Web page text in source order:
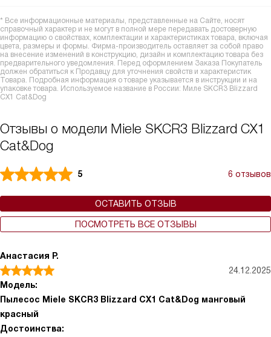
* Все информационные материалы, представленные на Сайте, носят
справочный характер и не могут в полной мере передавать достоверную
информацию о свойствах, комплектации и характеристиках товара, включая
цвета, размеры и формы. Фирма-производитель оставляет за собой право
на внесение изменений в конструкцию, дизайн и комплектацию товара без
предварительного уведомления. Перед оформлением Заказа Покупатель
должен обратиться к Продавцу для уточнения свойств и характеристик
Товара. Подробная информация о товаре указывается в инструкции и на
упаковке товара. Используемое название в России: Миле SKCR3 Blizzard
CX1 Cat&Dog
Отзывы о модели Miele SKCR3 Blizzard CX1
Cat&Dog
5 6 отзывов
ОСТАВИТЬ ОТЗЫВ
ПОСМОТРЕТЬ ВСЕ ОТЗЫВЫ
Анастасия Р.
24.12.2025
Модель:
Пылесос Miele SKCR3 Blizzard CX1 Cat&Dog манговый
красный
Достоинства: